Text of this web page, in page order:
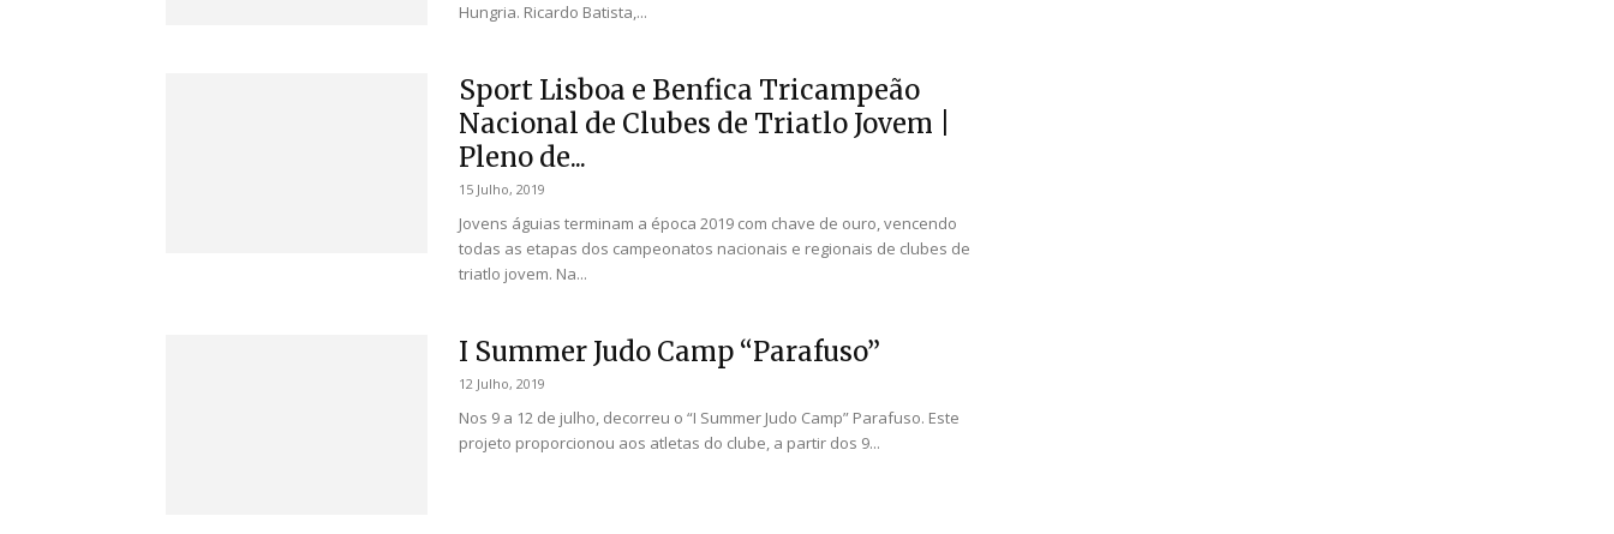
Hungria. Ricardo Batista,...
Sport Lisboa e Benfica Tricampeão
Nacional de Clubes de Triatlo Jovem |
Pleno de...
15 Julho, 2019
Jovens águias terminam a época 2019 com chave de ouro, vencendo
todas as etapas dos campeonatos nacionais e regionais de clubes de
triatlo jovem. Na...
I Summer Judo Camp “Parafuso”
12 Julho, 2019
Nos 9 a 12 de julho, decorreu o “I Summer Judo Camp” Parafuso. Este
projeto proporcionou aos atletas do clube, a partir dos 9...